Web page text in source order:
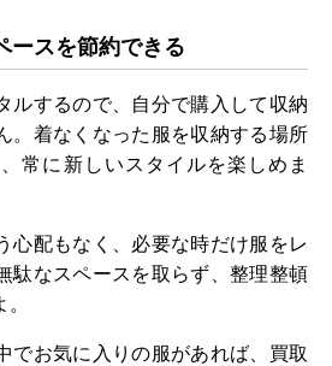
ースを節約できる
ルするので、自分で購入して収納
。着なくなった服を収納する場所
常に新しいスタイルを楽しめま
心配もなく、必要な時だけ服をレ
駄なスペースを取らず、整理整頓
でお気に入りの服があれば、買取